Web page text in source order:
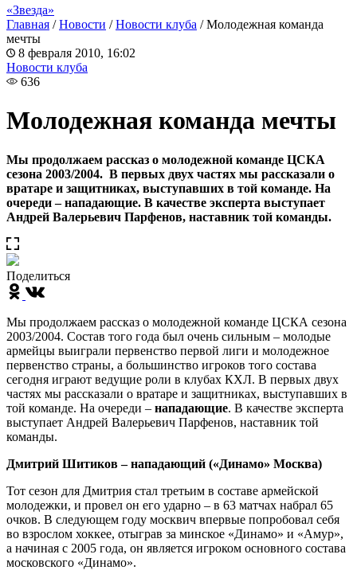
«Звезда»
Главная /Новости /Новости клуба /Молодежная команда
мечты
8 февраля 2010, 16:02
Новости клуба
636
Молодежная команда мечты
Мы продолжаем рассказ о молодежной команде ЦСКА
сезона 2003/2004. В первых двух частях мы рассказали о
вратаре и защитниках, выступавших в той команде. На
очереди – нападающие. В качестве эксперта выступает
Андрей Валерьевич Парфенов, наставник той команды.
Поделиться
Мы продолжаем рассказ о молодежной команде ЦСКА сезона
2003/2004. Состав того года был очень сильным – молодые
армейцы выиграли первенство первой лиги и молодежное
первенство страны, а большинство игроков того состава
сегодня играют ведущие роли в клубах КХЛ. В первых двух
частях мы рассказали о вратаре и защитниках, выступавших в
той команде. На очереди – нападающие. В качестве эксперта
выступает Андрей Валерьевич Парфенов, наставник той
команды.
Дмитрий Шитиков – нападающий («Динамо» Москва)
Тот сезон для Дмитрия стал третьим в составе армейской
молодежки, и провел он его ударно – в 63 матчах набрал 65
очков. В следующем году москвич впервые попробовал себя
во взрослом хоккее, отыграв за минское «Динамо» и «Амур»,
а начиная с 2005 года, он является игроком основного состава
московского «Динамо».